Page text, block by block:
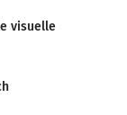
visuelle